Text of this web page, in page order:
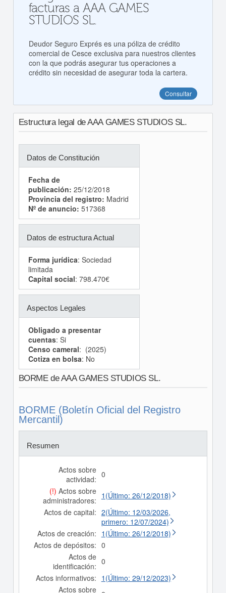
facturas a AAA GAMES
STUDIOS SL.
Deudor Seguro Exprés es una póliza de crédito
comercial de Cesce exclusiva para nuestros clientes
con la que podrás asegurar tus operaciones a
crédito sin necesidad de asegurar toda la cartera.
Consultar
Estructura legal de AAA GAMES STUDIOS SL.
Datos de Constitución
Fecha de
publicación: 25/12/2018
Provincia del registro: Madrid
Nº de anuncio: 517368
Datos de estructura Actual
Forma jurídica: Sociedad
limitada
Capital social: 798.470€
Aspectos Legales
Obligado a presentar
cuentas: Si
Censo cameral: (2025)
Cotiza en bolsa: No
BORME de AAA GAMES STUDIOS SL.
BORME (Boletín Oficial del Registro
Mercantil)
Resumen
Actos sobre
actividad: 0
(!) Actos sobre
administradores: 1(Último: 26/12/2018)
Actos de capital: 2(Último: 12/03/2026,
primero: 12/07/2024)
Actos de creación: 1(Último: 26/12/2018)
Actos de depósitos: 0
Actos de
identificación: 0
Actos informativos: 1(Último: 29/12/2023)
Actos sobre